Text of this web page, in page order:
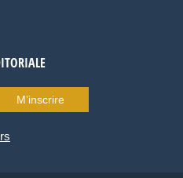
M’inscrire